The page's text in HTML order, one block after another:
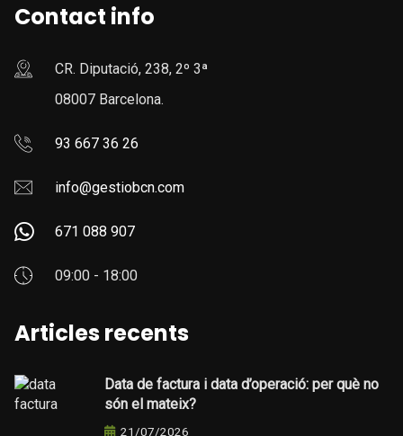
Contact info
CR. Diputació, 238, 2º 3ª
08007 Barcelona.
93 667 36 26
info@gestiobcn.com
671 088 907
09:00 - 18:00
Articles recents
Data de factura i data d’operació: per què no
són el mateix?
21/07/2026